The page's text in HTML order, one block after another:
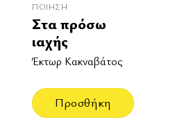
ΠΟΊΗΣΗ
Στα πρόσω
ιαχής
Έκτωρ Κακναβάτος
Προσθήκη